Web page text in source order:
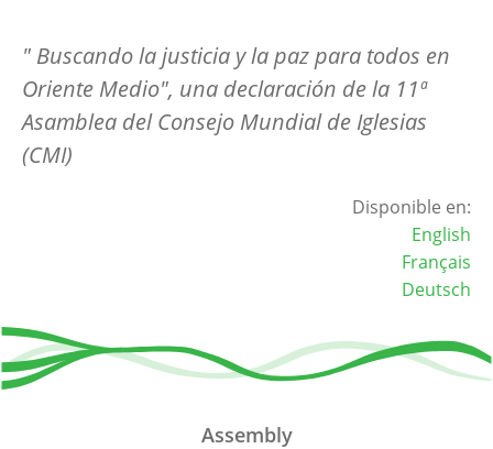
" Buscando la justicia y la paz para todos en
Oriente Medio", una declaración de la 11ª
Asamblea del Consejo Mundial de Iglesias
(CMI)
Disponible en:
English
Français
Deutsch
Assembly